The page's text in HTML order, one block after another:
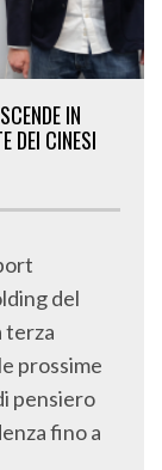
IN
DEI CINESI
del
terza
prossime
pensiero
fino a